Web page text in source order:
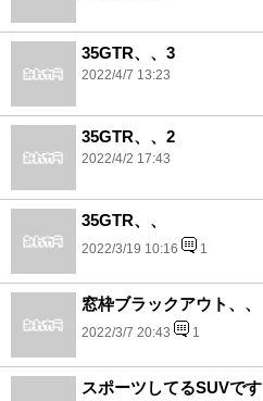
35GTR、、3
2022/4/7 13:23
35GTR、、2
2022/4/2 17:43
35GTR、、
2022/3/19 10:16 1
窓枠ブラックアウト、、
2022/3/7 20:43 1
スポーツしてるSUVです